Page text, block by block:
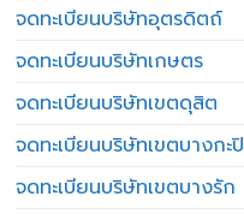
จดทะเบียนบริษัทอุตรดิตถ์
จดทะเบียนบริษัทเกษตร
จดทะเบียนบริษัทเขตดุสิต
จดทะเบียนบริษัทเขตบางกะปิ
จดทะเบียนบริษัทเขตบางรัก